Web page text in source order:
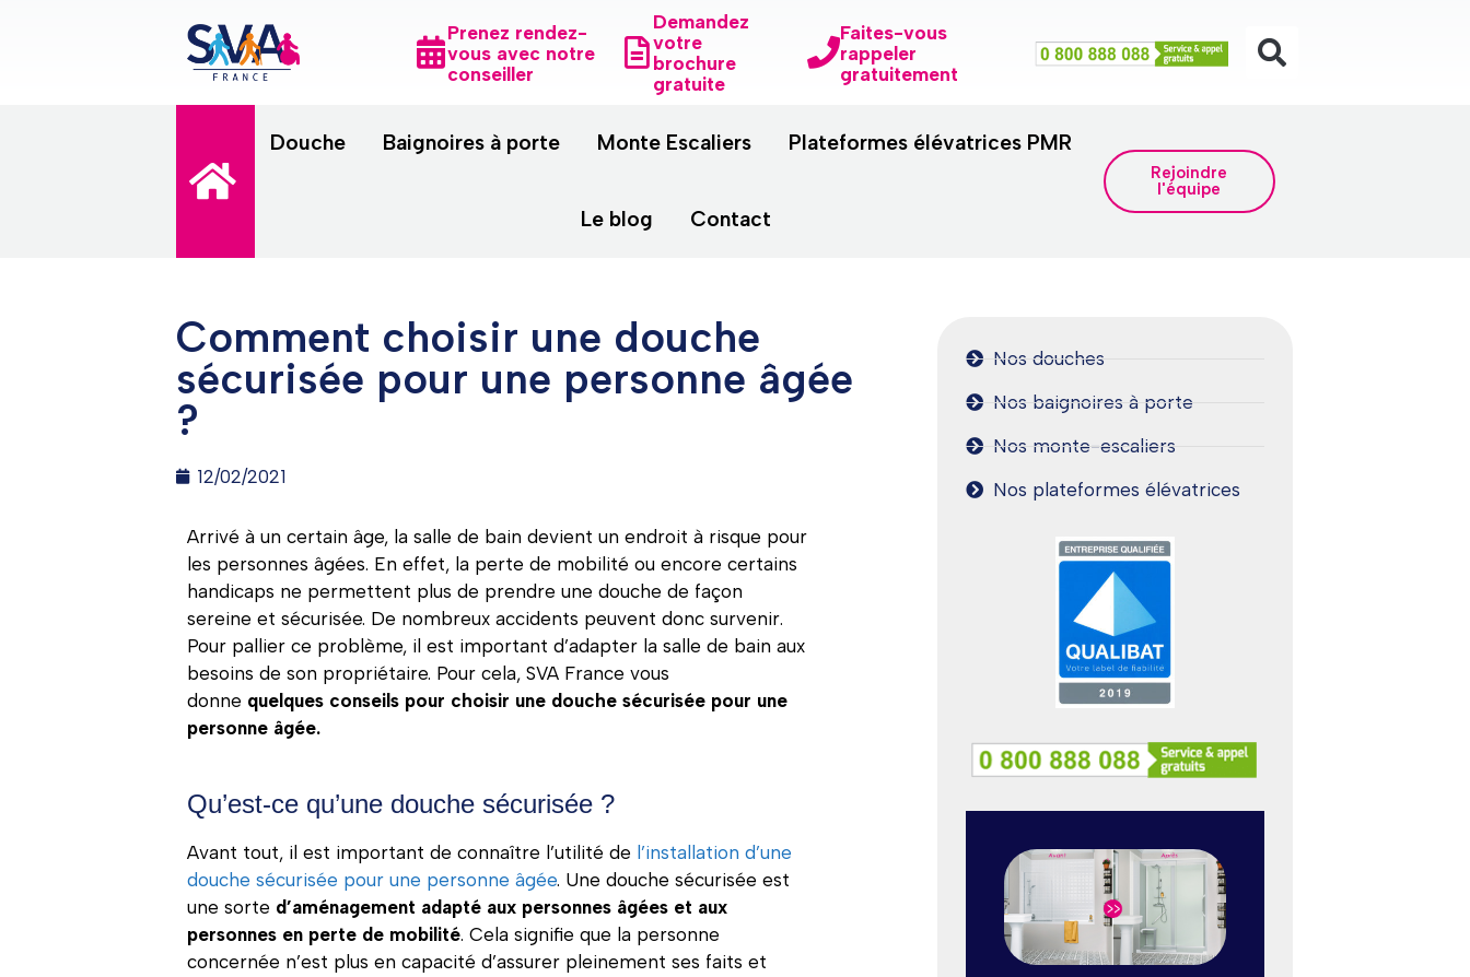
Prenez rendez-
vous avec notre
conseiller
Demandez
votre
brochure
gratuite
Faites-vous
rappeler
gratuitement
Douche Baignoires à porte Monte Escaliers Plateformes élévatrices PMR
Le blog Contact
Rejoindre
l'équipe
Comment choisir une douche
sécurisée pour une personne âgée
?
12/02/2021
Arrivé à un certain âge, la salle de bain devient un endroit à risque pour
les personnes âgées. En effet, la perte de mobilité ou encore certains
handicaps ne permettent plus de prendre une douche de façon
sereine et sécurisée. De nombreux accidents peuvent donc survenir.
Pour pallier ce problème, il est important d’adapter la salle de bain aux
besoins de son propriétaire. Pour cela, SVA France vous
donne quelques conseils pour choisir une douche sécurisée pour une
personne âgée.
Qu’est-ce qu’une douche sécurisée ?
Avant tout, il est important de connaître l’utilité de l’installation d’une
douche sécurisée pour une personne âgée. Une douche sécurisée est
une sorte d’aménagement adapté aux personnes âgées et aux
personnes en perte de mobilité. Cela signifie que la personne
concernée n’est plus en capacité d’assurer pleinement ses faits et
Nos douches
Nos baignoires à porte
Nos monte-escaliers
Nos plateformes élévatrices